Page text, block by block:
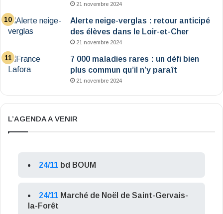
21 novembre 2024
Alerte neige-verglas : retour anticipé
des élèves dans le Loir-et-Cher
21 novembre 2024
7 000 maladies rares : un défi bien
plus commun qu’il n’y paraît
21 novembre 2024
L’AGENDA A VENIR
24/11 bd BOUM
24/11 Marché de Noël de Saint-Gervais-
la-Forêt